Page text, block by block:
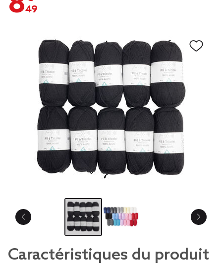
Caractéristiques du produit